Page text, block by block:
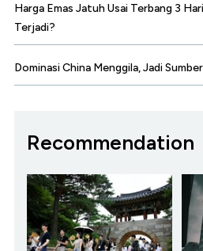
Harga Emas Jatuh Usai Terbang 3
Terjadi?
Dominasi China Menggila, Jadi
Recommendation